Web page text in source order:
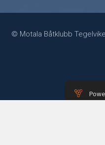
© Motala Båtklubb